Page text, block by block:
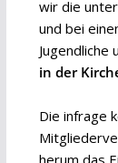
wir die
und bei
Jugendliche
in der
Die infrage
herum das